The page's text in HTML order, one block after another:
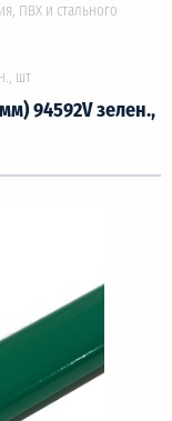
ПВХ и стального
шт
94592V зелен.,